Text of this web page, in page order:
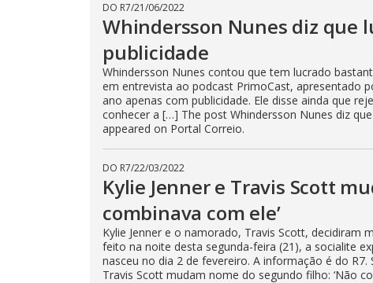
DO R7/21/06/2022
Whindersson Nunes diz que
publicidade
Whindersson Nunes contou que tem lucrado
em entrevista ao podcast PrimoCast, apresentado
ano apenas com publicidade. Ele disse ainda que
conhecer a […] The post Whindersson Nunes diz
appeared on Portal Correio.
DO R7/22/03/2022
Kylie Jenner e Travis Scott
combinava com ele’
Kylie Jenner e o namorado, Travis Scott, decidiram
feito na noite desta segunda-feira (21), a socialite
nasceu no dia 2 de fevereiro. A informação é do
Travis Scott mudam nome do segundo filho: ‘Não